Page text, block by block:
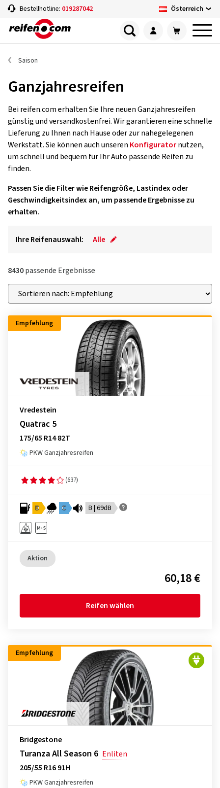
Bestellhotline: 019287042 Österreich
Saison
Ganzjahresreifen
Bei reifen.com erhalten Sie Ihre neuen Ganzjahresreifen
günstig und versandkostenfrei. Wir garantieren eine schnelle
Lieferung zu Ihnen nach Hause oder zur nahegelegenen
Werkstatt. Sie können auch unseren Konfiguratornutzen,
um schnell und bequem für Ihr Auto passende Reifen zu
finden.
Passen Sie die Filter wie Reifengröße, Lastindex oder
Geschwindigkeitsindex an, um passende Ergebnisse zu
erhalten.
Ihre Reifenauswahl: Alle
8430passende Ergebnisse
Empfehlung
Vredestein
Quatrac 5
175/65 R14 82T
PKW Ganzjahresreifen
(637)
D C B | 69dB
Aktion
60,18 €
Reifen wählen
Empfehlung
Bridgestone
Turanza All Season 6 Enliten
205/55 R16 91H
PKW Ganzjahresreifen